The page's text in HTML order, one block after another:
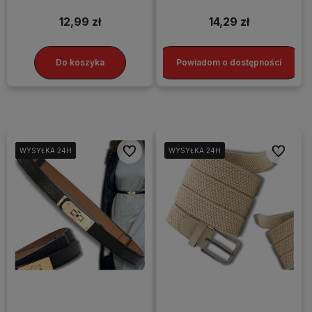
12,99 zł
Do koszyka
14,29 zł
Powiadom o dostępności
WYSYŁKA 24H
WYSYŁKA 24H
WYSYŁKA 24H
WYSYŁKA 24H
WYSYŁKA 24H
WYSYŁKA 24H Do ulubionychWYSYŁKA 24H
WYSYŁKA 24H Do